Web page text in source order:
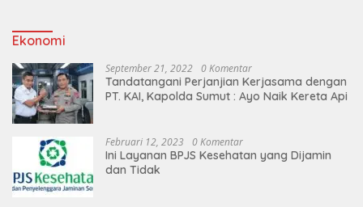
Ekonomi
September 21, 2022 0 Komentar
Tandatangani Perjanjian Kerjasama dengan
PT. KAI, Kapolda Sumut : Ayo Naik Kereta Api
Februari 12, 2023 0 Komentar
Ini Layanan BPJS Kesehatan yang Dijamin
dan Tidak